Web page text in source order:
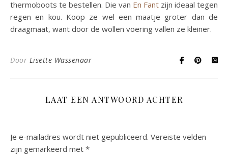
thermoboots te bestellen. Die van En Fant zijn ideaal tegen
regen en kou. Koop ze wel een maatje groter dan de
draagmaat, want door de wollen voering vallen ze kleiner.
Door Lisette Wassenaar
LAAT EEN ANTWOORD ACHTER
Je e-mailadres wordt niet gepubliceerd. Vereiste velden
zijn gemarkeerd met *